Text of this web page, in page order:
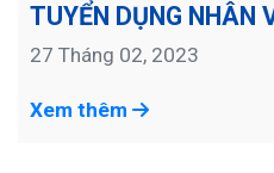
TUYỂN DỤNG NHÂN
27 Tháng 02, 2023
Xem thêm